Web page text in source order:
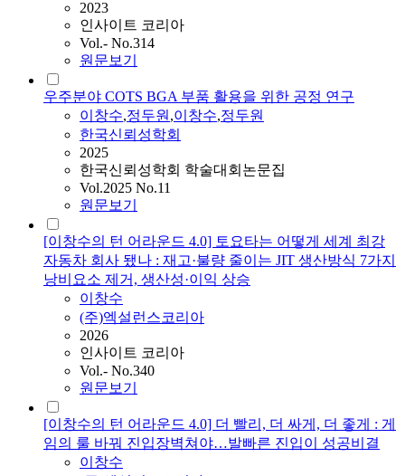
2023
인사이트 코리아
Vol.- No.314
원문보기
우주분야 COTS BGA 부품 활용을 위한 공정 연구
이창수,정두원,이창수,정두원
한국신뢰성학회
2025
한국신뢰성학회 학술대회논문집
Vol.2025 No.11
원문보기
[이창수의 턴 어라운드 4.0] 토요타는 어떻게 세계 최강
자동차 회사 됐나 : 재고·불량 줄이는 JIT 생산방식 7가지
낭비요소 제거, 생산성·이익 상승
이창수
(주)엑설런스코리아
2026
인사이트 코리아
Vol.- No.340
원문보기
[이창수의 턴 어라운드 4.0] 더 빨리, 더 싸게, 더 좋게 : 게
임의 룰 바꿔 진입장벽쳐야…발빠른 진입이 성공비결
이창수